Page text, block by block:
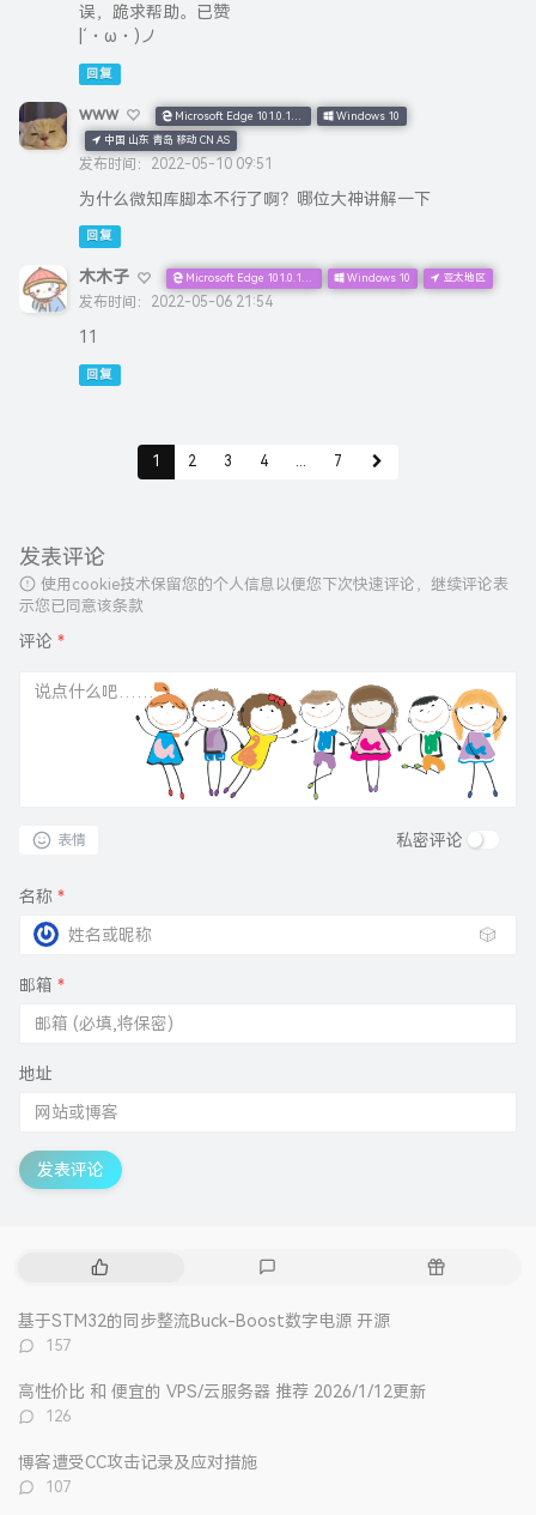
误，跪求帮助。已赞
|´・ω・)ノ
回复
www Microsoft Edge 101.0.1210.39 Windows 10
中国 山东 青岛 移动 CN AS
发布时间：2022-05-10 09:51
为什么微知库脚本不行了啊？哪位大神讲解一下
回复
木木子 Microsoft Edge 101.0.1210.32 Windows 10 亚太地区
发布时间：2022-05-06 21:54
11
回复
1 2 3 4 7
发表评论
使用cookie技术保留您的个人信息以便您下次快速评论，继续评论表
示您已同意该条款
评论 *
表情 私密评论
名称 *
🎲
邮箱 *
地址
发表评论
热
文
评
随
基于STM32的同步整流Buck-Boost数字电源 开源
评
数：
157
高性价比 和 便宜的 VPS/云服务器 推荐 2026/1/12更新
评
数：
126
博客遭受CC攻击记录及应对措施
评
107